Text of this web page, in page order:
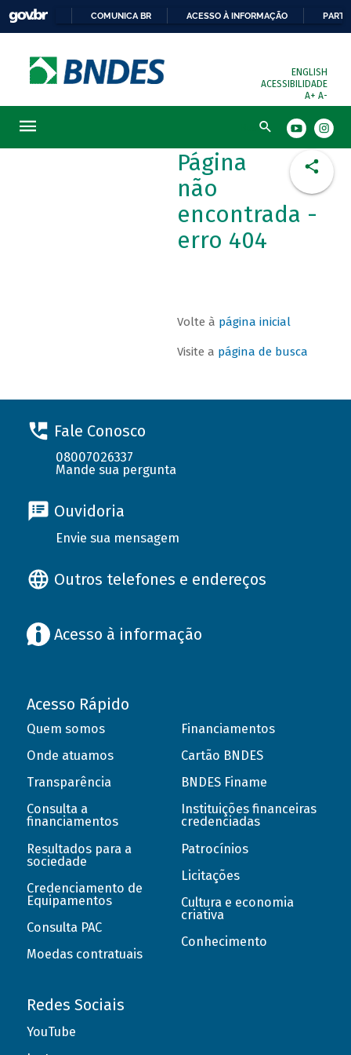
COMUNICA BR ACESSO À INFORMAÇÃO
ENGLISH
ACESSIBILIDADE
A+ A-
Busca
Página
não
encontrada -
erro 404
Volte à página inicial
Visite a página de busca
Fale Conosco
08007026337
Mande sua pergunta
Ouvidoria
Envie sua mensagem
Outros telefones e endereços
Acesso à informação
Acesso Rápido
Quem somos
Onde atuamos
Transparência
Consulta a
financiamentos
Resultados para a
sociedade
Credenciamento de
Equipamentos
Consulta PAC
Moedas contratuais
Financiamentos
Cartão BNDES
BNDES Finame
Instituições financeiras
credenciadas
Patrocínios
Licitações
Cultura e economia
criativa
Conhecimento
Redes Sociais
YouTube